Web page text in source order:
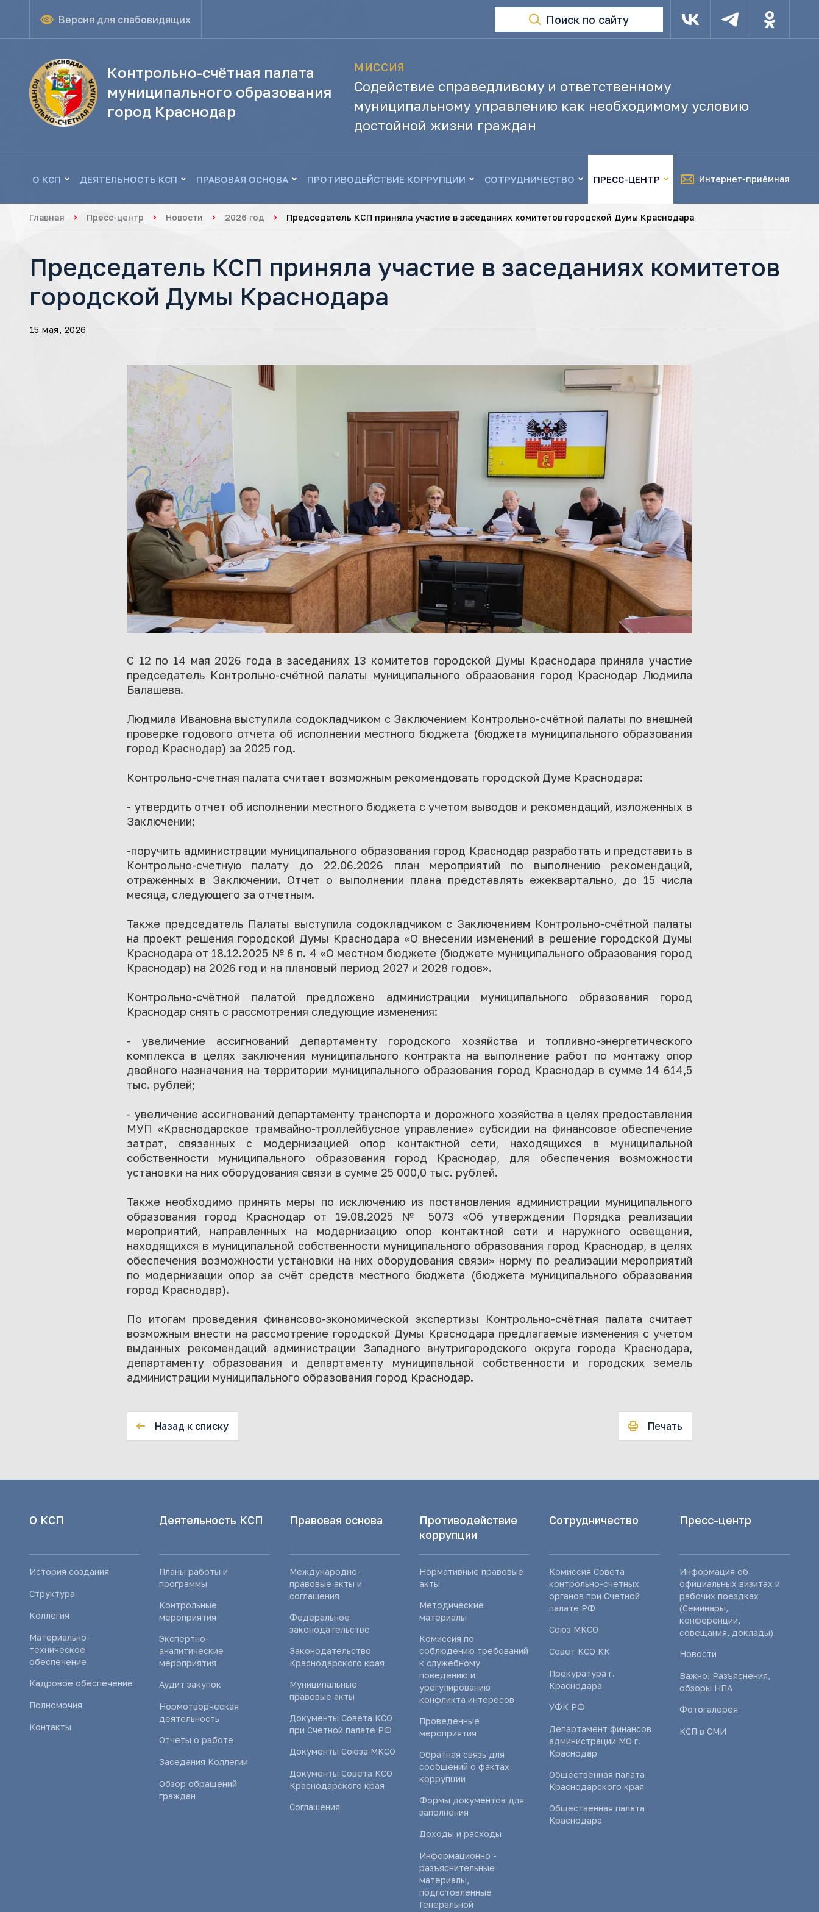
Версия для слабовидящих Поиск по сайту
Контрольно-счётная палата
муниципального образования
город Краснодар
МИССИЯ
Содействие справедливому и ответственному
муниципальному управлению как необходимому условию
достойной жизни граждан
О КСП ДЕЯТЕЛЬНОСТЬ КСП ПРАВОВАЯ ОСНОВА ПРОТИВОДЕЙСТВИЕ КОРРУПЦИИ СОТРУДНИЧЕСТВО ПРЕСС-ЦЕНТР Интернет-приёмная
Главная Пресс-центр Новости 2026 год Председатель КСП приняла участие в заседаниях комитетов городской Думы Краснодара
Председатель КСП приняла участие в заседаниях комитетов
городской Думы Краснодара
15 мая, 2026
С 12 по 14 мая 2026 года в заседаниях 13 комитетов городской Думы Краснодара приняла участие
председатель Контрольно-счётной палаты муниципального образования город Краснодар Людмила
Балашева.
Людмила Ивановна выступила содокладчиком c Заключением Контрольно-счётной палаты по внешней
проверке годового отчета об исполнении местного бюджета (бюджета муниципального образования
город Краснодар) за 2025 год.
Контрольно-счетная палата считает возможным рекомендовать городской Думе Краснодара:
- утвердить отчет об исполнении местного бюджета с учетом выводов и рекомендаций, изложенных в
Заключении;
-поручить администрации муниципального образования город Краснодар разработать и представить в
Контрольно-счетную палату до 22.06.2026 план мероприятий по выполнению рекомендаций,
отраженных в Заключении. Отчет о выполнении плана представлять ежеквартально, до 15 числа
месяца, следующего за отчетным.
Также председатель Палаты выступила содокладчиком с Заключением Контрольно-счётной палаты
на проект решения городской Думы Краснодара «О внесении изменений в решение городской Думы
Краснодара от 18.12.2025 № 6 п. 4 «О местном бюджете (бюджете муниципального образования город
Краснодар) на 2026 год и на плановый период 2027 и 2028 годов».
Контрольно-счётной палатой предложено администрации муниципального образования город
Краснодар снять с рассмотрения следующие изменения:
- увеличение ассигнований департаменту городского хозяйства и топливно-энергетического
комплекса в целях заключения муниципального контракта на выполнение работ по монтажу опор
двойного назначения на территории муниципального образования город Краснодар в сумме 14 614,5
тыс. рублей;
- увеличение ассигнований департаменту транспорта и дорожного хозяйства в целях предоставления
МУП «Краснодарское трамвайно-троллейбусное управление» субсидии на финансовое обеспечение
затрат, связанных с модернизацией опор контактной сети, находящихся в муниципальной
собственности муниципального образования город Краснодар, для обеспечения возможности
установки на них оборудования связи в сумме 25 000,0 тыс. рублей.
Также необходимо принять меры по исключению из постановления администрации муниципального
образования город Краснодар от 19.08.2025 № 5073 «Об утверждении Порядка реализации
мероприятий, направленных на модернизацию опор контактной сети и наружного освещения,
находящихся в муниципальной собственности муниципального образования город Краснодар, в целях
обеспечения возможности установки на них оборудования связи» норму по реализации мероприятий
по модернизации опор за счёт средств местного бюджета (бюджета муниципального образования
город Краснодар).
По итогам проведения финансово-экономической экспертизы Контрольно-счётная палата считает
возможным внести на рассмотрение городской Думы Краснодара предлагаемые изменения с учетом
выданных рекомендаций администрации Западного внутригородского округа города Краснодара,
департаменту образования и департаменту муниципальной собственности и городских земель
администрации муниципального образования город Краснодар.
Назад к списку Печать
О КСП
История создания
Структура
Коллегия
Материально-
техническое
обеспечение
Кадровое обеспечение
Полномочия
Контакты
Деятельность КСП
Планы работы и
программы
Контрольные
мероприятия
Экспертно-
аналитические
мероприятия
Аудит закупок
Нормотворческая
деятельность
Отчеты о работе
Заседания Коллегии
Обзор обращений
граждан
Правовая основа
Международно-
правовые акты и
соглашения
Федеральное
законодательство
Законодательство
Краснодарского края
Муниципальные
правовые акты
Документы Совета КСО
при Счетной палате РФ
Документы Союза МКСО
Документы Совета КСО
Краснодарского края
Соглашения
Противодействие
коррупции
Нормативные правовые
акты
Методические
материалы
Комиссия по
соблюдению требований
к служебному
поведению и
урегулированию
конфликта интересов
Проведенные
мероприятия
Обратная связь для
сообщений о фактах
коррупции
Формы документов для
заполнения
Доходы и расходы
Информационно -
разъяснительные
материалы,
подготовленные
Генеральной
Сотрудничество
Комиссия Совета
контрольно-счетных
органов при Счетной
палате РФ
Союз МКСО
Совет КСО КК
Прокуратура г.
Краснодара
УФК РФ
Департамент финансов
администрации МО г.
Краснодар
Общественная палата
Краснодарского края
Общественная палата
Краснодара
Пресс-центр
Информация об
официальных визитах и
рабочих поездках
(Семинары,
конференции,
совещания, доклады)
Новости
Важно! Разъяснения,
обзоры НПА
Фотогалерея
КСП в СМИ